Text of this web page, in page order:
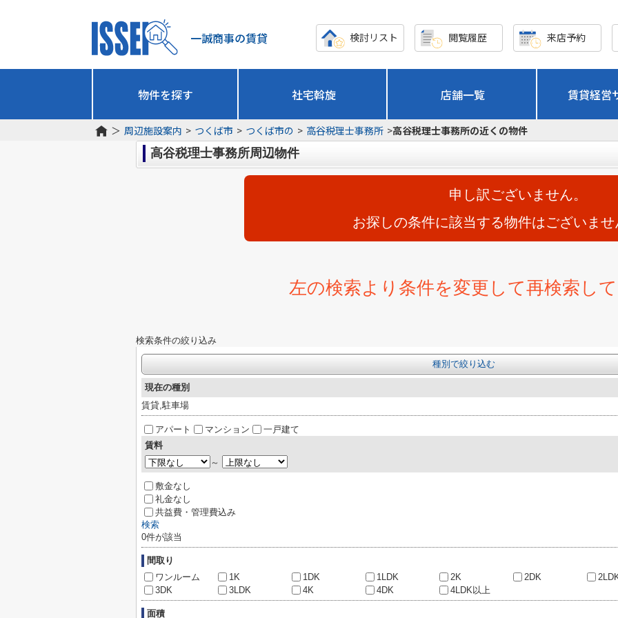
一誠商事の賃貸 検討リスト 閲覧履歴 来店予約
物件を探す 社宅斡旋 店舗一覧 賃貸経営
＞ 周辺施設案内 > つくば市 > つくば市の > 高谷税理士事務所 >高谷税理士事務所の近くの物件
高谷税理士事務所周辺物件
申し訳ございません。
お探しの条件に該当する物件はございま
左の検索より条件を変更して再検索し
検索条件の絞り込み
種別で絞り込む
現在の種別
賃貸,駐車場
アパート マンション
一戸建て
賃料
～
敷金なし
礼金なし
共益費・管理費込み
検索
0件が該当
間取り
ワンルーム
1K 1DK 1LDK 2K 2DK
3DK
3LDK 4K 4DK 4LDK以上
面積